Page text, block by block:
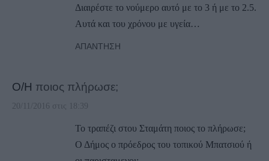
Διαιρέστε το νούμερο αυτό με το 3 ή με το 2.5.
Αυτά και του χρόνου με υγεία…
ΑΠΆΝΤΗΣΗ
Ο/Η ποιος πλήρωσε;
20/11/2016 στις 18:39
Το τραπέζι στου Σταμάτη ποιος το πλήρωσε;
Ο Δήμος ο πρόεδρος του τοπικού Μπατσιού ή